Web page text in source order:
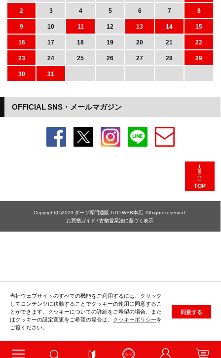
当社ウェブサイトのすべての機能をご利用するには、クリック
してコンテンツに移動することでクッキーの使用に同意するこ
とができます。クッキーについての詳細をご希望の場合、また
はクッキーの設定変更をご希望の場合は、 クッキーポリシーを
ご覧ください。
同意する
OFFICIAL SNS・メールマガジン
2
3 4 5 6 7
8
9
10 11 12 13 14
15
16
17 18 19 20 21
22
23
24 25 26 27 28
29
30
31
TOP
Copyright(C)2023 ダーツ専門通販 TiTO WEB本店. All rights reserved.
お買物ガイド /古物営業法に基づく表示